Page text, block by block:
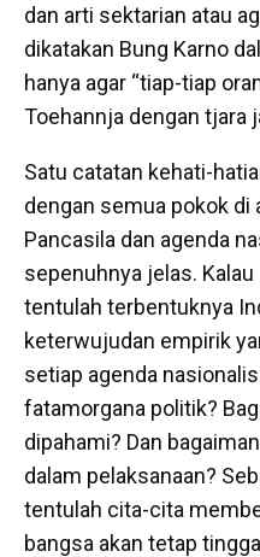
dan arti sektarian atau
dikatakan Bung Karno
hanya agar “tiap-tiap
Toehannja dengan tjara
Satu catatan kehati-
dengan semua pokok di
Pancasila dan agenda
sepenuhnya jelas.
tentulah terbentuknya
keterwujudan empirik
setiap agenda
fatamorgana politik?
dipahami? Dan
dalam pelaksanaan?
tentulah cita-cita
bangsa akan tetap